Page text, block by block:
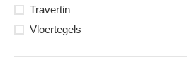
Travertin
Vloertegels